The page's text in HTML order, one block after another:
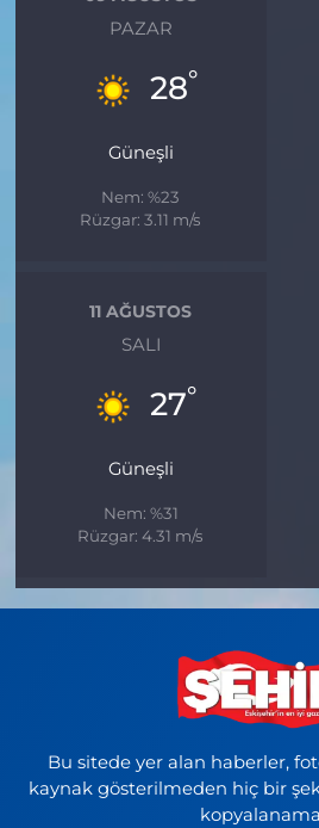
PAZAR
28°
Güneşli
Nem: %23
Rüzgar: 3.11 m/s
11 AĞUSTOS
SALI
27°
Güneşli
Nem: %31
Rüzgar: 4.31 m/s
Bu sitede yer alan haberler,
kaynak gösterilmeden hiç bir